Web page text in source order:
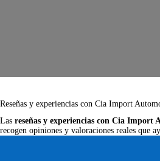
Reseñas y experiencias con Cia Import
Las reseñas y experiencias con Cia Import
recogen opiniones y valoraciones reales que